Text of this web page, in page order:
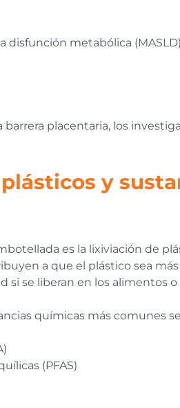
disfunción metabólica (MASLD)
placentaria, los
y
es la lixiviación de
a que el plástico sea
se liberan en los alimentos o
químicas más comunes
(PFAS)